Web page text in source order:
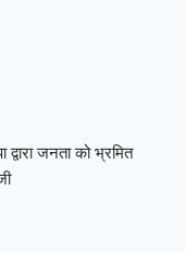
जनता को भ्रमित